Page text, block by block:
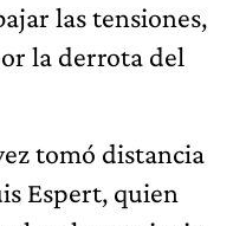
las tensiones,
la derrota del
tomó distancia
Espert, quien